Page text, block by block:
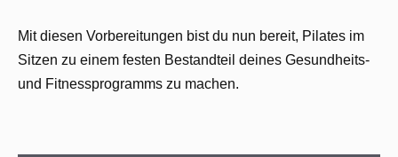
Mit diesen Vorbereitungen bist du nun bereit, Pilates im
Sitzen zu einem festen Bestandteil deines Gesundheits-
und Fitnessprogramms zu machen.